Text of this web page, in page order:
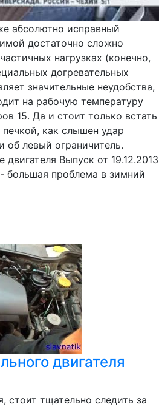
абсолютно исправный
достаточно сложно
нагрузках (конечно,
догревательных
значительные неудобства,
на рабочую температуру
15. Да и стоит только встать
как слышен удар
об левый ограничитель.
двигателя Выпуск от 19.12.2013
проблема в зимний
двигателя
стоит тщательно следить за